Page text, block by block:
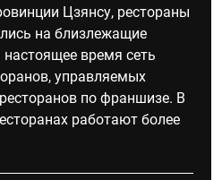
Цзянсу, рестораны
на близлежащие
время сеть
управляемых
по франшизе. В
работают более